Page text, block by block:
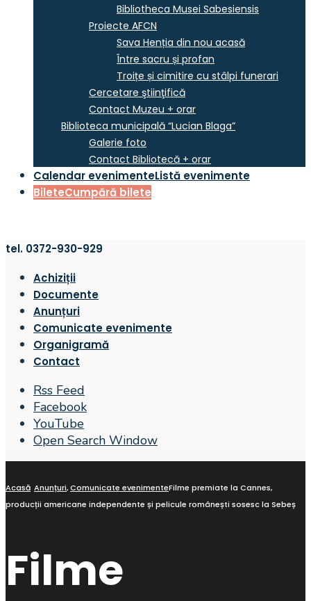
Bibliotheca Musei Sabesiensis
Proiecte AFCN
Sava Henția din nou acasă
Între sacru și profan
Troițe și cimitire cu stâlpi funerari
Cercetare ştiinţifică
Contact Muzeu + orar
Biblioteca municipală “Lucian Blaga”
Galerie foto
Contact Bibliotecă + orar
Calendar evenimenteListă evenimente
BileteCumpără bilete
tel. 0372-930-929
Achiziții
Documente
Anunțuri
Comunicate evenimente
Organigramă
Contact
Rss Feed
Facebook
YouTube
Open Search Window
Acasă Anunțuri,Comunicate evenimenteFilme premiate la Cannes,
producții americane independente și pelicule românești sosesc la Sebeș
Filme